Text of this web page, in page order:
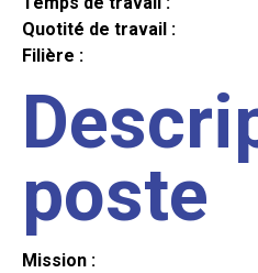
Quotité de travail :
Filière :
poste
Mission :